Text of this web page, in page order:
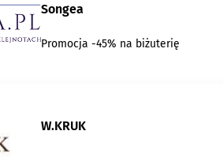
Songea
Promocja -45% na biżuterię
W.KRUK